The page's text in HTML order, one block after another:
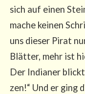
sich auf einen
mache kei­nen
uns die­ser Pirat
Blät­ter, mehr ist
Der India­ner
zen!“ Und er ging